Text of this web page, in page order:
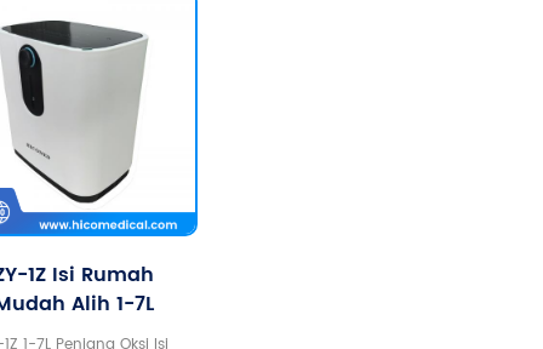
1Z Isi Rumah
Alih 1-7L
Oksi Boleh
1-7L Penjana Oksi Isi